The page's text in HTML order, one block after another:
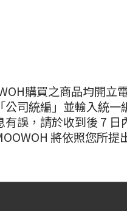
購買之商品均開立
司統編」並輸入統一
誤，請於收到後 7 日
將依照您所